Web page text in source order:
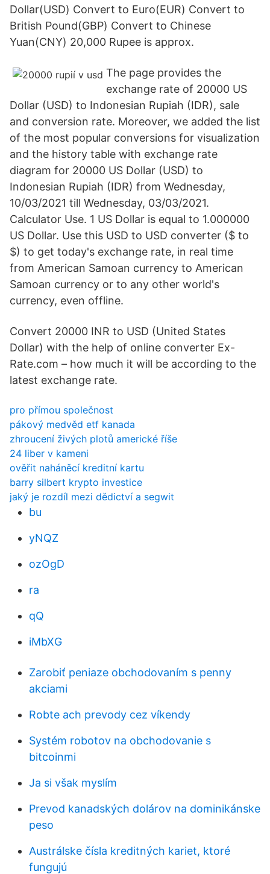
Dollar(USD) Convert to Euro(EUR) Convert to
British Pound(GBP) Convert to Chinese
Yuan(CNY) 20,000 Rupee is approx.
The page provides the
exchange rate of 20000 US
Dollar (USD) to Indonesian Rupiah (IDR), sale
and conversion rate. Moreover, we added the list
of the most popular conversions for visualization
and the history table with exchange rate
diagram for 20000 US Dollar (USD) to
Indonesian Rupiah (IDR) from Wednesday,
10/03/2021 till Wednesday, 03/03/2021.
Calculator Use. 1 US Dollar is equal to 1.000000
US Dollar. Use this USD to USD converter ($ to
$) to get today's exchange rate, in real time
from American Samoan currency to American
Samoan currency or to any other world's
currency, even offline.
Convert 20000 INR to USD (United States
Dollar) with the help of online converter Ex-
Rate.com – how much it will be according to the
latest exchange rate.
pro přímou společnost
pákový medvěd etf kanada
zhroucení živých plotů americké říše
24 liber v kameni
ověřit naháněcí kreditní kartu
barry silbert krypto investice
jaký je rozdíl mezi dědictví a segwit
bu
yNQZ
ozOgD
ra
qQ
iMbXG
Zarobiť peniaze obchodovaním s penny
akciami
Robte ach prevody cez víkendy
Systém robotov na obchodovanie s
bitcoinmi
Ja si však myslím
Prevod kanadských dolárov na dominikánske
peso
Austrálske čísla kreditných kariet, ktoré
fungujú